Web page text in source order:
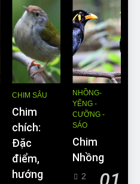
CHIM SÂU
Chim
chích:
Đặc
điểm,
hướng
NHỒNG-
YỂNG -
CƯỠNG -
SÁO
Chim
Nhồng
2